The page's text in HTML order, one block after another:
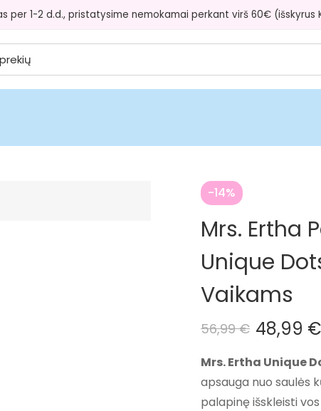
per 1-2 d.d., pristatysime nemokamai perkant virš 60€ (išskyrus
-14%
Mrs. Ertha
Unique
Vaikams
56,99€
Pradinė
kaina
buvo:
56,99 €.
48,99 €
Dabartinė
kaina
yra:
48,99 €.
Mrs. Ertha Unique
apsauga nuo saulės
palapinę išskleisti